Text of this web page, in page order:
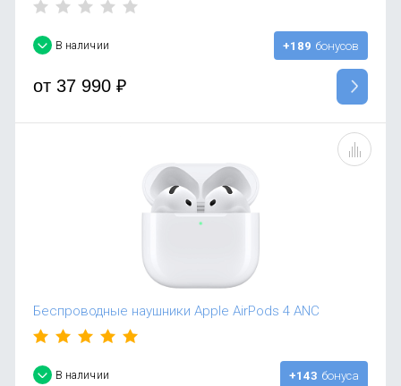
В наличии +189 бонусов
от37 990 ₽
Беспроводные наушники Apple AirPods 4 ANC
В наличии +143 бонуса